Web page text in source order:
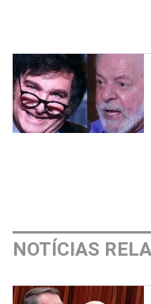
NOTÍCIAS